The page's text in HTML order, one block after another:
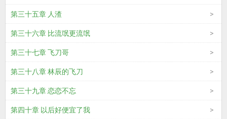
第三十五章 人渣
第三十六章 比流氓更流氓
第三十七章 飞刀哥
第三十八章 林辰的飞刀
第三十九章 恋恋不忘
第四十章 以后好便宜了我